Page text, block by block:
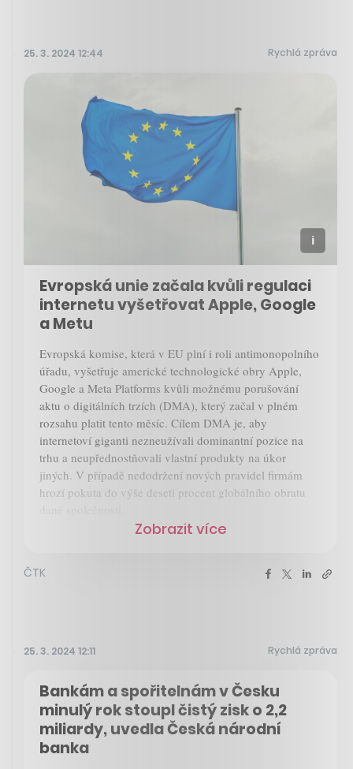
25. 3. 2024 12:44 Rychlá zpráva
Evropská unie začala kvůli regulaci
internetu vyšetřovat Apple, Google
a Metu
Evropská komise, která v EU plní i roli antimonopolního
úřadu, vyšetřuje americké technologické obry Apple,
Google a Meta Platforms kvůli možnému porušování
aktu o digitálních trzích (DMA), který začal v plném
rozsahu platit tento měsíc. Cílem DMA je, aby
internetoví giganti nezneužívali dominantní pozice na
trhu a neupřednostňovali vlastní produkty na úkor
jiných. V případě nedodržení nových pravidel firmám
hrozí pokuta do výše deseti procent globálního obratu
Zobrazit více
ČTK
25. 3. 2024 12:11 Rychlá zpráva
Bankám a spořitelnám v Česku
minulý rok stoupl čistý zisk o 2,2
miliardy, uvedla Česká národní
banka